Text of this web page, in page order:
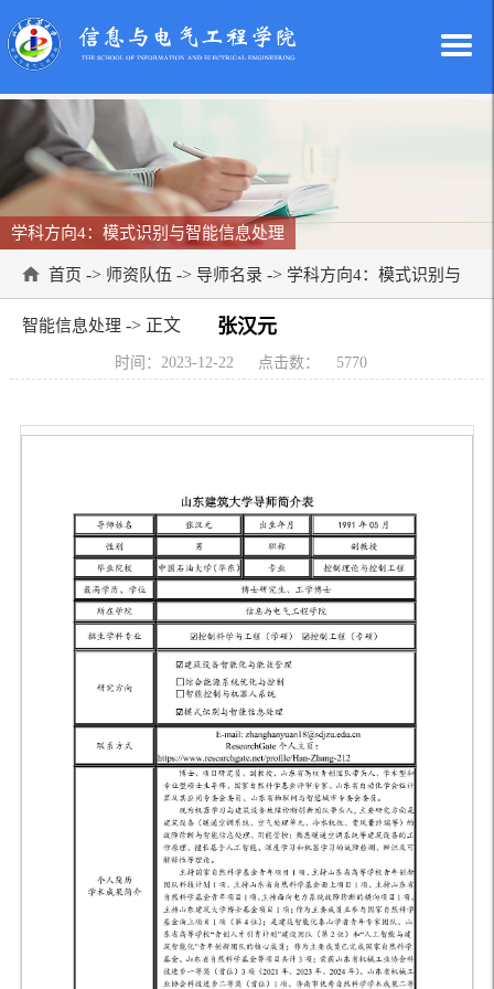
学科方向4：模式识别与智能信息处理
首页 -> 师资队伍 -> 导师名录 -> 学科方向4：模式识别与
智能信息处理 -> 正文 张汉元
时间：2023-12-22 点击数： 5770